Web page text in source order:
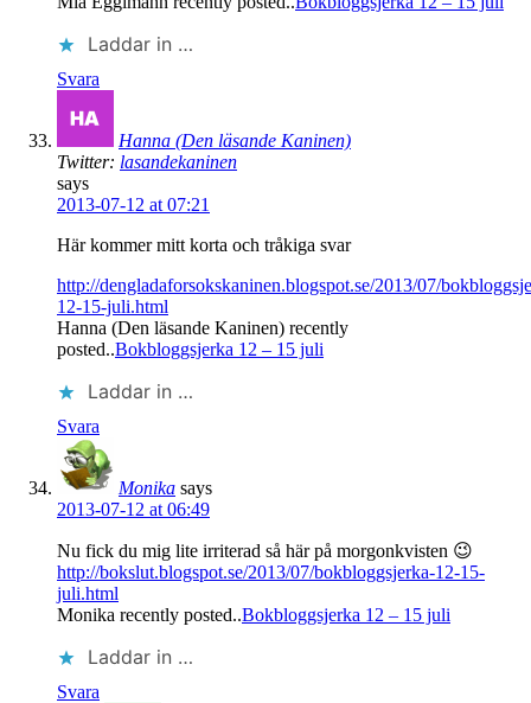
Laddar in …
Svara
Hanna (Den läsande Kaninen)
Twitter: lasandekaninen
says
2013-07-12 at 07:21
Här kommer mitt korta och tråkiga svar
http://dengladaforsokskaninen.blogspot.se/2013/07/
12-15-juli.html
Hanna (Den läsande Kaninen) recently
posted..Bokbloggsjerka 12 – 15 juli
Laddar in …
Svara
Monika says
2013-07-12 at 06:49
Nu fick du mig lite irriterad så här på morgonkvisten 😉
http://bokslut.blogspot.se/2013/07/bokbloggsjerka-12-15-
juli.html
Monika recently posted..Bokbloggsjerka 12 – 15 juli
Laddar in …
Svara